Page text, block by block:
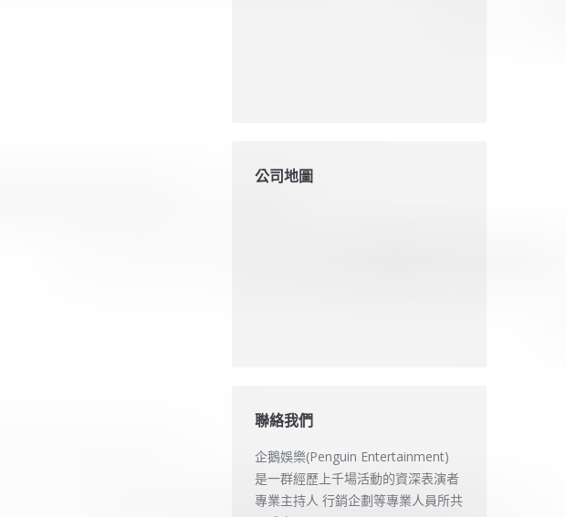
公司地圖
聯絡我們
企鵝娛樂(Penguin Entertainment)
是一群經歷上千場活動的資深表演者
專業主持人 行銷企劃等專業人員所共